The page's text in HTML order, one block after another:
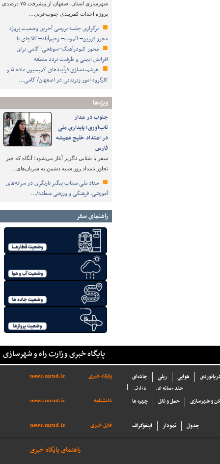
شهرسازی استان اصفهان از پیشرفت ۷۵ درصدی
پروژه احداث کمربندی جنوب‌غربی…
برگزاری جلسه بررسی آخرین وضعیت پروژه
محور قزوین– الموت– رحیم‌آباد– کلاچای با…
محور کبودرآهنگ–سوباشی؛ گامی برای
افزایش ایمنی و ظرفیت تردد منطقه
هوشمندسازی فرآیندهای کمیسیون ماده ۵ و
کارگروه امور زیربنایی در اصفهان/ گامی…
ویژه‌ها
جنوب در مدار
تاب‌آوری؛ پایداری ملی
در امتداد خلیج همیشه
فارس
سفر با شتابی ناگزیر آغاز می‌شود؛ آنگاه که خبر
تجاوز بامداد روز شنبه دشمن به شریان‌های…
ستاد ملی میناب پیگیر بازنگری در سرانه‌های
آموزشی، فرهنگی و ورزشی منطقه/…
راهنمای سفر
پایگاه خبری وزارت راه و شهرسازی
پایگاه خبری news.mrud.ir جاده‌ای ریلی هوایی
وزارتی
چند رسانه ای
دانشنامه
news.mrud.ir چهره ها حمل و نقل و شهرسازی
فایل خبری news.mrud.ir اینفوگراف نمودار جدول
راهنمای پایگاه خبری